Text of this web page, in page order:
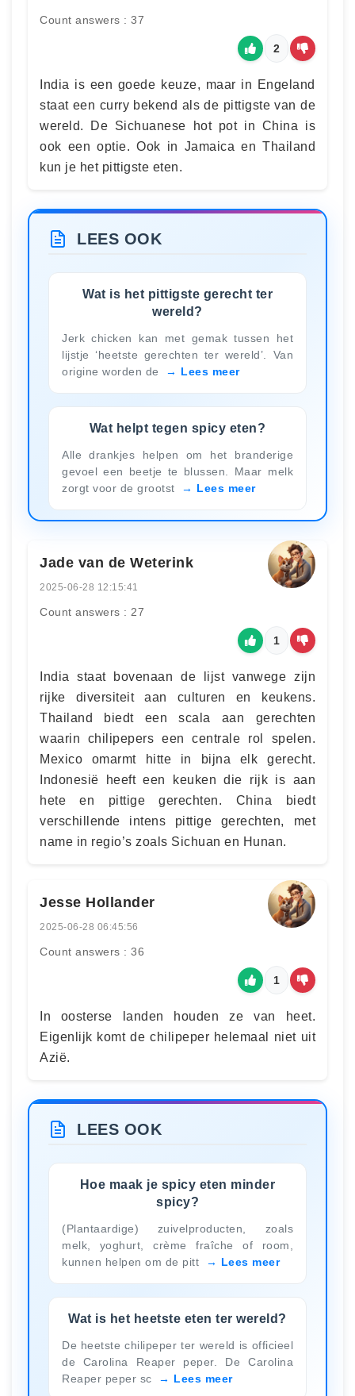
Count answers : 37
2
India is een goede keuze, maar in Engeland
staat een curry bekend als de pittigste van de
wereld. De Sichuanese hot pot in China is
ook een optie. Ook in Jamaica en Thailand
kun je het pittigste eten.
LEES OOK
Wat is het pittigste gerecht ter
wereld?
Jerk chicken kan met gemak tussen het
lijstje ‘heetste gerechten ter wereld’. Van
origine worden de
Lees meer
Wat helpt tegen spicy eten?
Alle drankjes helpen om het branderige
gevoel een beetje te blussen. Maar melk
zorgt voor de grootst
Lees meer
Jade van de Weterink
2025-06-28 12:15:41
Count answers : 27
1
India staat bovenaan de lijst vanwege zijn
rijke diversiteit aan culturen en keukens.
Thailand biedt een scala aan gerechten
waarin chilipepers een centrale rol spelen.
Mexico omarmt hitte in bijna elk gerecht.
Indonesië heeft een keuken die rijk is aan
hete en pittige gerechten. China biedt
verschillende intens pittige gerechten, met
name in regio’s zoals Sichuan en Hunan.
Jesse Hollander
2025-06-28 06:45:56
Count answers : 36
1
In oosterse landen houden ze van heet.
Eigenlijk komt de chilipeper helemaal niet uit
Azië.
LEES OOK
Hoe maak je spicy eten minder
spicy?
(Plantaardige) zuivelproducten, zoals
melk, yoghurt, crème fraîche of room,
kunnen helpen om de pitt
Lees meer
Wat is het heetste eten ter wereld?
De heetste chilipeper ter wereld is officieel
de Carolina Reaper peper. De Carolina
Reaper peper sc
Lees meer